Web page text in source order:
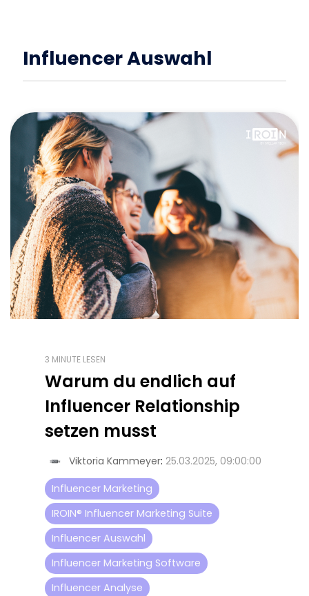
Influencer Auswahl
3 MINUTE LESEN
Warum du endlich auf
Influencer Relationship
setzen musst
Viktoria Kammeyer: 25.03.2025, 09:00:00
Influencer Marketing
IROIN® Influencer Marketing Suite
Influencer Auswahl
Influencer Marketing Software
Influencer Analyse